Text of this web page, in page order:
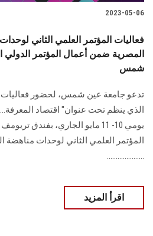
2023-05-06
فعاليات المؤتمر العلمي الثاني
المصرية ضمن أعمال المؤتمر
شمس
تدعو جامعة عين شمس، لحضور فعاليات
الذي ينظم تحت عنوان" اقتصاد
يومي 10- 11 مايو الجاري، بفندق
المؤتمر العلمي الثاني لوحدات مناهضة
.....................
اقرأ المزيد